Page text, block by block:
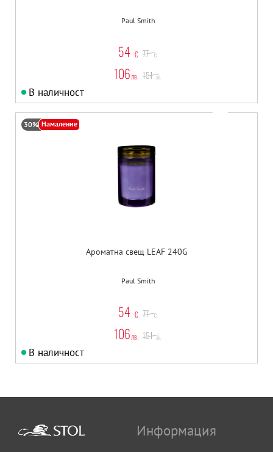
Paul Smith
54 € 77 €
106лв. 151 лв.
В наличност
30% Намаление
Ароматна свещ LEAF 240G
Paul Smith
54 € 77 €
106лв. 151 лв.
В наличност
Информация